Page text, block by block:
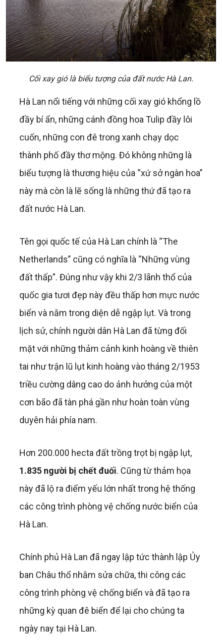
Cối xay gió là biểu tượng của đất nước Hà Lan.
Hà Lan nổi tiếng với những cối xay gió khổng lồ
đầy bí ẩn, những cánh đồng hoa Tulip đầy lôi
cuốn, những con đê trong xanh chạy dọc
thành phố đầy thơ mộng. Đó không những là
biểu tượng là thương hiệu của “xứ sở ngàn hoa”
này mà còn là lẽ sống là những thứ đã tạo ra
đất nước Hà Lan.
Tên gọi quốc tế của Hà Lan chính là “The
Netherlands” cũng có nghĩa là “Những vùng
đất thấp”. Đúng như vậy khi 2/3 lãnh thổ của
quốc gia tươi đẹp này đều thấp hơn mực nước
biển và nằm trong diện dễ ngập lụt. Và trong
lịch sử, chính người dân Hà Lan đã từng đối
mặt với những thảm cảnh kinh hoàng về thiên
tai như trận lũ lụt kinh hoàng vào tháng 2/1953
triều cường dâng cao do ảnh hưởng của một
cơn bão đã tàn phá gần như hoàn toàn vùng
duyên hải phía nam.
Hơn 200.000 hecta đất trồng trọt bị ngập lụt,
1.835 người bị chết đuối. Cũng từ thảm họa
này đã lộ ra điểm yếu lớn nhất trong hệ thống
các công trình phòng vệ chống nước biển của
Hà Lan.
Chính phủ Hà Lan đã ngay lập tức thành lập Ủy
ban Châu thổ nhằm sửa chữa, thi công các
công trình phòng vệ chống biển và đã tạo ra
những kỳ quan đê biển để lại cho chúng ta
ngày nay tại Hà Lan.